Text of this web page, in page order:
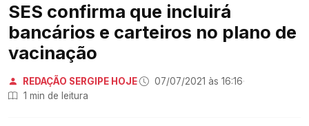
SES confirma que incluirá
bancários e carteiros no plano de
vacinação
REDAÇÃO SERGIPE HOJE· 07/07/2021 às 16:16·
1 min de leitura